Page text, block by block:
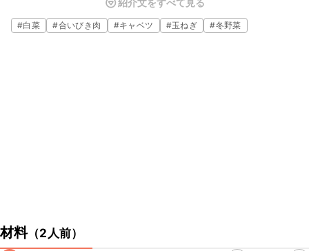
く合い、おいしいですよ。夜ごはんの一品にあたたかいロールキャベ
ツはいかがでしょうか。
紹介文をすべて見る
#白菜 #合いびき肉 #キャベツ #玉ねぎ #冬野菜
材料（2人前）